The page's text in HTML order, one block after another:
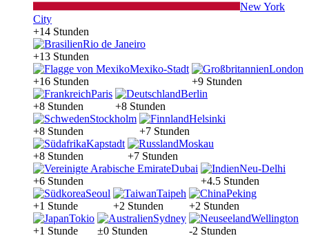
New York
City
+14 Stunden
Rio de Janeiro
+13 Stunden
Mexiko-Stadt
+16 Stunden
London
+9 Stunden
Paris
+8 Stunden
Berlin
+8 Stunden
Stockholm
+8 Stunden
Helsinki
+7 Stunden
Kapstadt
+8 Stunden
Moskau
+7 Stunden
Dubai
+6 Stunden
Neu-Delhi
+4.5 Stunden
Seoul
+1 Stunde
Taipeh
+2 Stunden
Peking
+2 Stunden
Tokio
+1 Stunde
Sydney
±0 Stunden
Wellington
-2 Stunden